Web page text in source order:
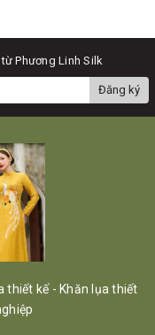
Phương Linh Silk
Đăng ký
thiết kế - Khăn lụa thiết